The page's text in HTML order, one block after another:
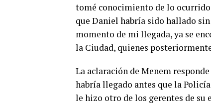
tomé conocimiento de lo
que Daniel habría sido hallado
momento de mi llegada, ya se
la Ciudad, quienes
La aclaración de Menem
habría llegado antes que la
le hizo otro de los gerentes de su